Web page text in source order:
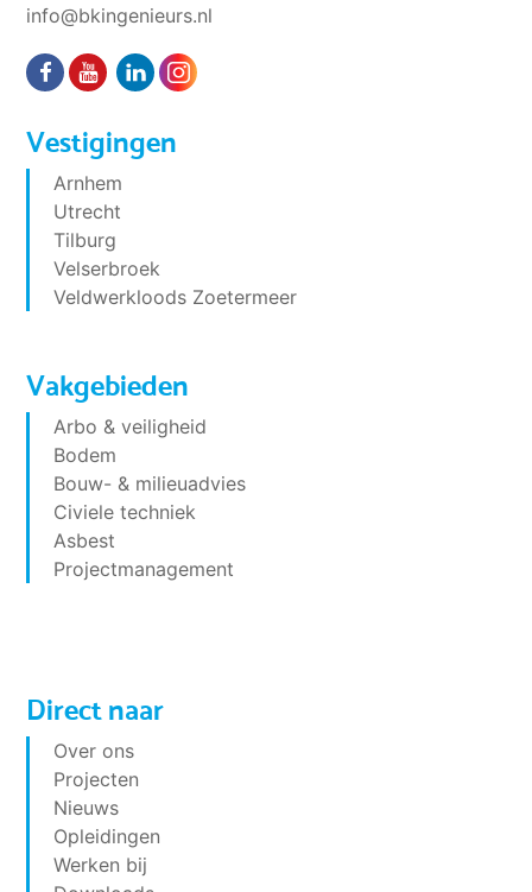
info@bkingenieurs.nl
Vestigingen
Arnhem
Utrecht
Tilburg
Velserbroek
Veldwerkloods Zoetermeer
Vakgebieden
Arbo & veiligheid
Bodem
Bouw- & milieuadvies
Civiele techniek
Asbest
Projectmanagement
Direct naar
Over ons
Projecten
Nieuws
Opleidingen
Werken bij